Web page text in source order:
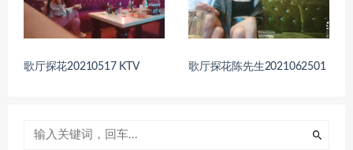
歌厅探花20210517 KTV 歌厅探花陈先生2021062501